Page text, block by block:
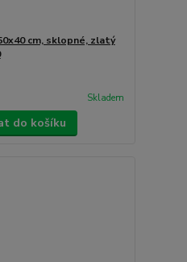
cm, sklopné, zlatý
Skladem
do košíku